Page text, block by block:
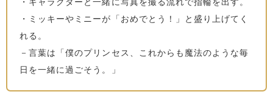
・ミッキーやミニーが「おめでとう！」と盛り上げてく
れる。
－言葉は「僕のプリンセス、これからも魔法のような毎
日を一緒に過ごそう。」